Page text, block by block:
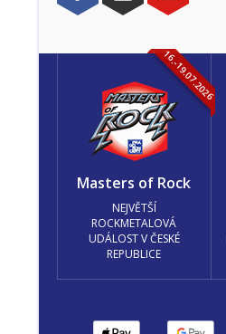
16.-19.07.2026
Masters of Rock
NEJVĚTŠÍ
ROCKMETALOVÁ
UDÁLOST V ČESKÉ
REPUBLICE